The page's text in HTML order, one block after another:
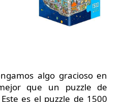
algo gracioso en
que un puzzle de
es el puzzle de 1500